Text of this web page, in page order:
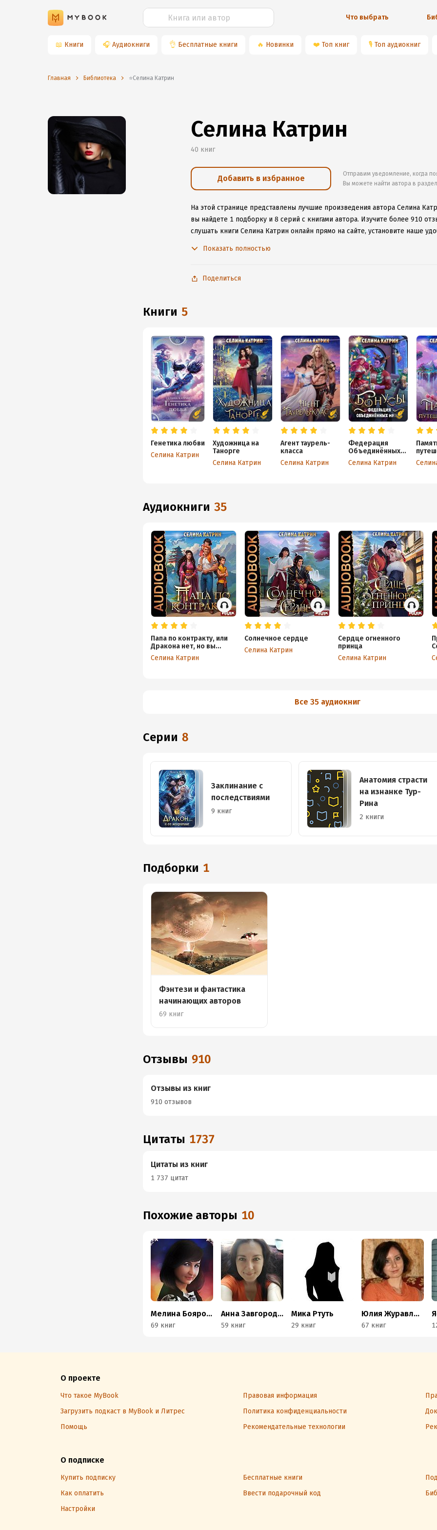
Что выбрать
📖 Книги 🎧 Аудиокниги 👌 Бесплатные книги 🔥 Новинки ❤️ Топ книг 🎙 Топ аудиокниг
Главная Библиотека ⭐️Селина Катрин
Селина Катрин
40 книг
Добавить в избранное
Отправим уведомление, когда
Вы можете найти автора в
На этой странице представлены лучшие произведения автора Селина
вы найдете 1 подборку и 8 серий с книгами автора. Изучите более 910
слушать книги Селина Катрин онлайн прямо на сайте, установите наше
Показать полностью
Поделиться
книги 5
Генетика любви
Селина Катрин
Художница на
Танорге
Селина Катрин
Агент таурель-
класса
Селина Катрин
Федерация
Объединённых
Миров. Бонусы
Селина Катрин
ФОМ
аудиокниги 35
Папа по контракту, или
Дракона нет, но вы
держитесь!
Селина Катрин
Солнечное сердце
Селина Катрин
Сердце огненного
принца
Селина Катрин
Все 35 аудиокниг
Серии 8
Заклинание с
последствиями
9 книг
Анатомия страсти
на изнанке Тур-
Рина
2 книги
Подборки 1
Фэнтези и фантастика
начинающих авторов
69 книг
Отзывы 910
Отзывы из книг
910 отзывов
Цитаты 1737
Цитаты из книг
1 737 цитат
Похожие авторы 10
Мелина Боярова
69 книг
Анна Завгородняя
59 книг
Мика Ртуть
29 книг
Юлия Журавлева
67 книг
О проекте
Что такое MyBook Правовая информация
Загрузить подкаст в MyBook и Литрес
Политика конфиденциальности
Помощь
Рекомендательные технологии
О подписке
Купить подписку Бесплатные книги
Как оплатить
Ввести подарочный код
Настройки